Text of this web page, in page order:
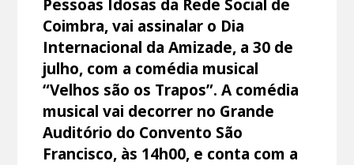
Pessoas Idosas da Rede Social de
Coimbra, vai assinalar o Dia
Internacional da Amizade, a 30 de
julho, com a comédia musical
“Velhos são os Trapos”. A comédia
musical vai decorrer no Grande
Auditório do Convento São
Francisco, às 14h00, e conta com a